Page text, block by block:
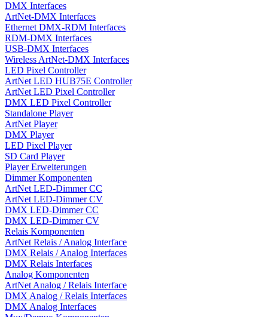
DMX Interfaces
ArtNet-DMX Interfaces
Ethernet DMX-RDM Interfaces
RDM-DMX Interfaces
USB-DMX Interfaces
Wireless ArtNet-DMX Interfaces
LED Pixel Controller
ArtNet LED HUB75E Controller
ArtNet LED Pixel Controller
DMX LED Pixel Controller
Standalone Player
ArtNet Player
DMX Player
LED Pixel Player
SD Card Player
Player Erweiterungen
Dimmer Komponenten
ArtNet LED-Dimmer CC
ArtNet LED-Dimmer CV
DMX LED-Dimmer CC
DMX LED-Dimmer CV
Relais Komponenten
ArtNet Relais / Analog Interface
DMX Relais / Analog Interfaces
DMX Relais Interfaces
Analog Komponenten
ArtNet Analog / Relais Interface
DMX Analog / Relais Interfaces
DMX Analog Interfaces